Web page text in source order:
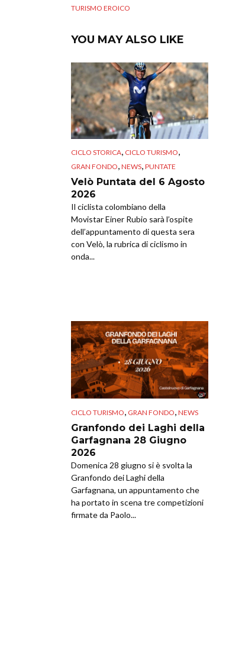
TURISMO EROICO
YOU MAY ALSO LIKE
CICLO STORICA, CICLO TURISMO,
GRAN FONDO, NEWS, PUNTATE
Velò Puntata del 6 Agosto
2026
Il ciclista colombiano della
Movistar Einer Rubio sarà l’ospite
dell’appuntamento di questa sera
con Velò, la rubrica di ciclismo in
onda...
CICLO TURISMO GRAN FONDO NEWS
Granfondo dei Laghi della
Garfagnana 28 Giugno
2026
Domenica 28 giugno si è svolta la
Granfondo dei Laghi della
Garfagnana, un appuntamento che
ha portato in scena tre competizioni
firmate da Paolo...